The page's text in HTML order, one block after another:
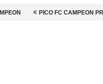
PICO FC CAMPEON PROVINCIAL